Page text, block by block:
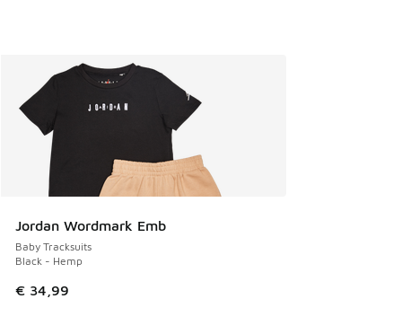
Jordan Wordmark Emb
Baby Tracksuits
Black - Hemp
€ 34,99